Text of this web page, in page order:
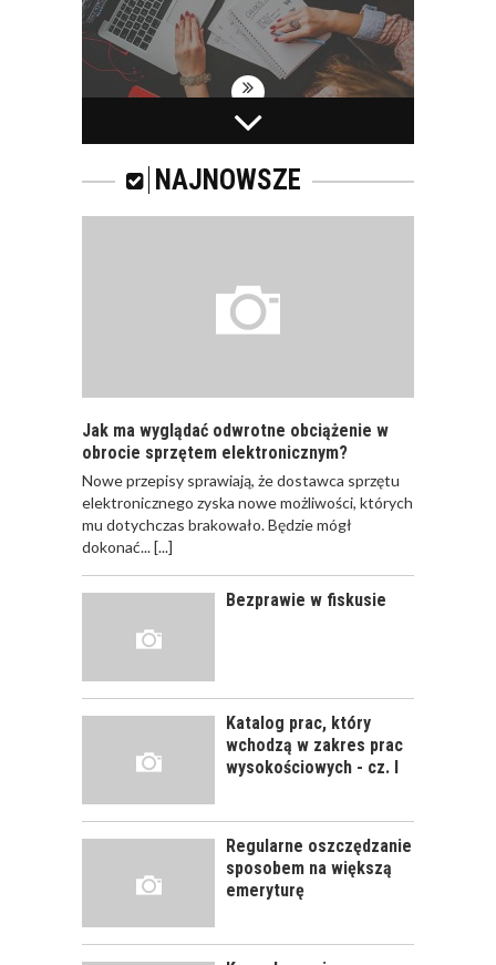
PRACOWNICY -
CZEMU WARTO ICH
SZKOLIĆ?
JAKIE SĄ RODZAJE
SZKOLEŃ DLA
JAK POWINNO
WYGLĄDAĆ
PRAWIDŁOWE
PRACOWNIKÓW?
CZĘŚĆ PIERWSZA!
WYGLĄDAĆ
PRAWIDŁOWE
SZKOLENIE
PRACOWNIKÓW?
ROZWÓJ
PRACOWNIKA - JAK O
NIEGO DBAĆ?
NAJNOWSZE
Jak ma wyglądać odwrotne obciążenie w
obrocie sprzętem elektronicznym?
Nowe przepisy sprawiają, że dostawca sprzętu
elektronicznego zyska nowe możliwości, których
mu dotychczas brakowało. Będzie mógł
dokonać... [...]
Bezprawie w fiskusie
Katalog prac, który
wchodzą w zakres prac
wysokościowych - cz. I
Regularne oszczędzanie
sposobem na większą
emeryturę